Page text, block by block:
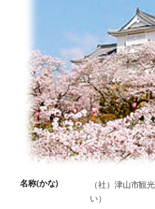
名称(かな)
（社）津山市観
い）